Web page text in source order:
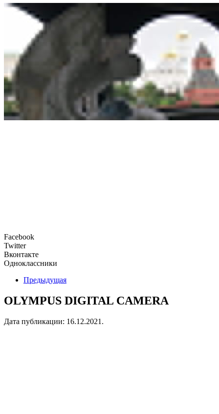
Facebook
Twitter
Вконтакте
Одноклассники
Предыдущая
OLYMPUS DIGITAL CAMERA
Дата публикации: 16.12.2021 .